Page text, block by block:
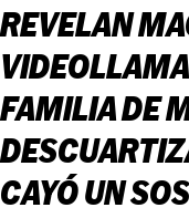
REVELAN
FAMILIA DE
CAYÓ UN